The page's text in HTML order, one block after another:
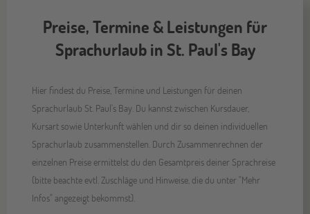
Preise, Termine & Leistungen für
Sprachurlaub in St. Paul's Bay
Hier findest du Preise, Termine und Leistungen für deinen
Sprachurlaub St. Paul's Bay. Du kannst zwischen Kursdauer,
Kursart sowie Unterkunft wählen und dir so deinen individuellen
Sprachurlaub zusammenstellen. Durch Zusammenrechnen der
einzelnen Preise ermittelst du den Gesamtpreis deiner Sprachreise
(bitte beachte evtl. Zuschläge und Hinweise, die du unter "Mehr
Infos" angezeigt bekommst).